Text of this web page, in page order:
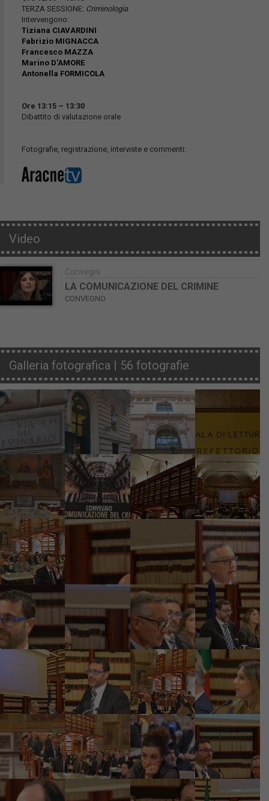
TERZA SESSIONE: Criminologia
Intervengono:
Tiziana CIAVARDINI
Fabrizio MIGNACCA
Francesco MAZZA
Marino D’AMORE
Antonella FORMICOLA
Ore 13:15 – 13:30
Dibattito di valutazione orale
Fotografie, registrazione, interviste e commenti:
Video
Convegni
LA COMUNICAZIONE DEL CRIMINE
CONVEGNO
Galleria fotografica | 56 fotografie